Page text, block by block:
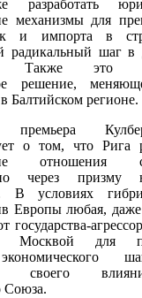
разработать
механизмы для
и импорта в
радикальный шаг в
Также это
решение,
Балтийском регионе.
премьера
о том, что Рига
отношения
через призму
В условиях
Европы любая,
государства-
Москвой для
своего
Союза.